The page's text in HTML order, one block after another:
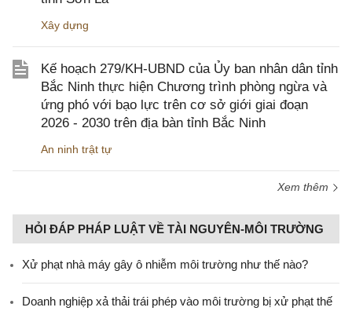
Xây dựng
Kế hoạch 279/KH-UBND của Ủy ban nhân dân tỉnh
Bắc Ninh thực hiện Chương trình phòng ngừa và
ứng phó với bạo lực trên cơ sở giới giai đoạn
2026 - 2030 trên địa bàn tỉnh Bắc Ninh
An ninh trật tự
Xem thêm
HỎI ĐÁP PHÁP LUẬT VỀ TÀI NGUYÊN-MÔI TRƯỜNG
Xử phạt nhà máy gây ô nhiễm môi trường như thế nào?
Doanh nghiệp xả thải trái phép vào môi trường bị xử phạt thế